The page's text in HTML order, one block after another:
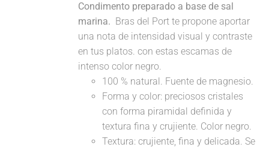
Condimento preparado a base de sal
marina. Bras del Port te propone aportar
una nota de intensidad visual y contraste
en tus platos. con estas escamas de
intenso color negro.
100 % natural. Fuente de magnesio.
Forma y color: preciosos cristales
con forma piramidal definida y
textura fina y crujiente. Color negro.
Textura: crujiente, fina y delicada. Se